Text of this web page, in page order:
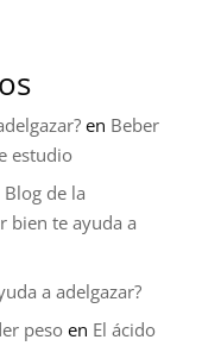
en Beber
estudio
Blog de la
bien te ayuda a
a adelgazar?
pesoen El ácido